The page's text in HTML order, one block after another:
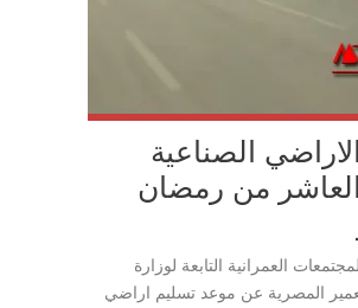
الصناعية
من رمضان
العمرانية التابعة لوزارة
المصرية عن موعد تسليم اراضي